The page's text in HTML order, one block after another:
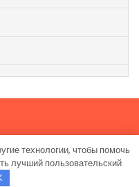
WordPress Theme
технологии, чтобы помочь
лучший пользовательский